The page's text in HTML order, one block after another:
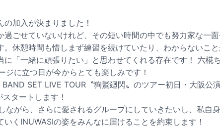
加入が決まりました！
過ごせていないけれど、その短い時間の中でも努力家な一
。休憩時間も惜しまず練習を続けていたり、わからないこ
に「一緒に頑張りたい」と思わせてくれる存在です！ 六椛
ジに立つ日が今からとても楽しみです！
SET LIVE TOUR‪〝狗鷲廻閃‪〟‬のツアー初日・大阪公
タートします！‬‬
ながら、さらに愛されるグループにしていきたいし、私自
いくINUWASIの姿をみんなに届けることを約束します！